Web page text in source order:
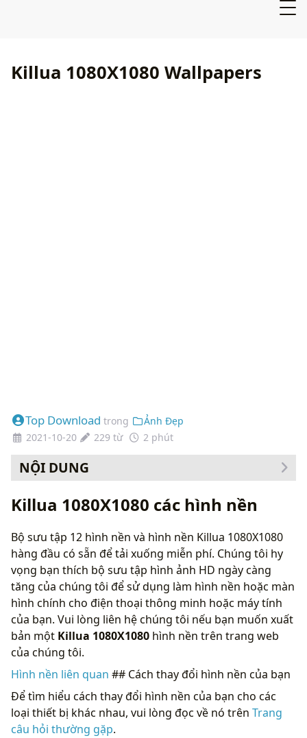
Killua 1080X1080 Wallpapers
Top Download trong
Ảnh Đẹp
2021-10-20
229 từ 2 phút
NỘI DUNG
Killua 1080X1080 các hình nền
Bộ sưu tập 12 hình nền và hình nền Killua 1080X1080
hàng đầu có sẵn để tải xuống miễn phí. Chúng tôi hy
vọng bạn thích bộ sưu tập hình ảnh HD ngày càng
tăng của chúng tôi để sử dụng làm hình nền hoặc màn
hình chính cho điện thoại thông minh hoặc máy tính
của bạn. Vui lòng liên hệ chúng tôi nếu bạn muốn xuất
bản một Killua 1080X1080 hình nền trên trang web
của chúng tôi.
Hình nền liên quan ## Cách thay đổi hình nền của bạn
Để tìm hiểu cách thay đổi hình nền của bạn cho các
loại thiết bị khác nhau, vui lòng đọc về nó trên Trang
câu hỏi thường gặp.